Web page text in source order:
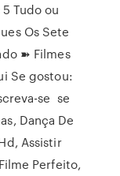
Tudo ou
Os Sete
➽ Filmes
Se gostou:
se se
Dança De
Assistir
Perfeito,